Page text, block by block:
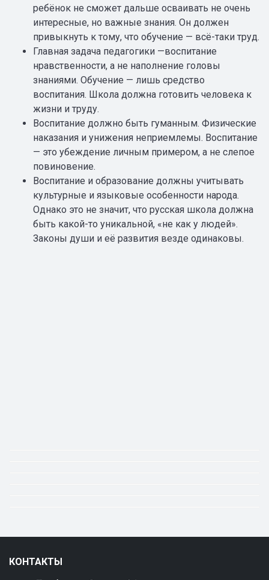
ребёнок не сможет дальше осваивать не очень
интересные, но важные знания. Он должен
привыкнуть к тому, что обучение — всё-таки труд.
Главная задача педагогики —воспитание
нравственности, а не наполнение головы
знаниями. Обучение — лишь средство
воспитания. Школа должна готовить человека к
жизни и труду.
Воспитание должно быть гуманным. Физические
наказания и унижения неприемлемы. Воспитание
— это убеждение личным примером, а не слепое
повиновение.
Воспитание и образование должны учитывать
культурные и языковые особенности народа.
Однако это не значит, что русская школа должна
быть какой-то уникальной, «не как у людей».
Законы души и её развития везде одинаковы.
КОНТАКТЫ